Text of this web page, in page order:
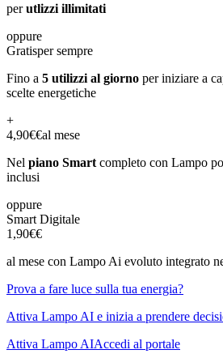
perutlizzi illimitati
oppure
Gratisper sempre
Fino a 5 utilizzi al giorno per iniziare a
scelte energetiche
+
4,90€€al mese
Nel piano Smart completo con Lampo
inclusi
oppure
Smart Digitale
1,90€€
al mese con Lampo Ai evoluto integrato
Prova a fare luce sulla tua energia?
Attiva Lampo AI e inizia a prendere
Attiva Lampo AIAccedi al portale